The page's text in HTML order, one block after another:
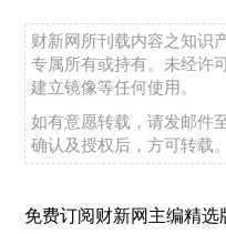
财新网所刊载内容之知识
专属所有或持有。未经许
建立镜像等任何使用。
如有意愿转载，请发邮件
确认及授权后，方可转载。
免费订阅财新网主编精选